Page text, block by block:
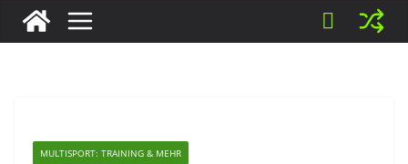
MULTISPORT: TRAINING & MEHR